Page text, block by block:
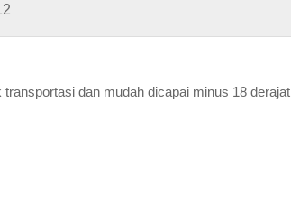
dan mudah dicapai minus 18 derajat